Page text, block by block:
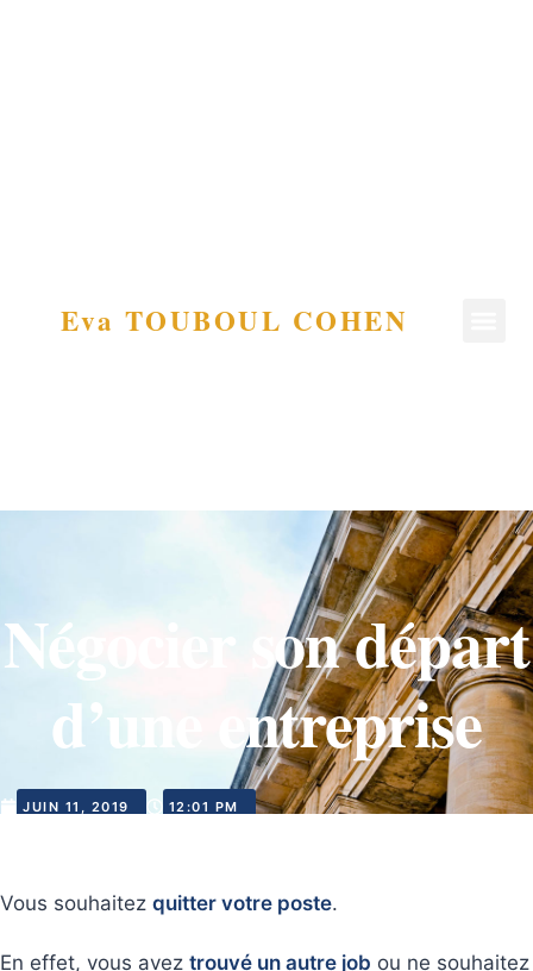
Eva TOUBOUL COHEN
Négocier son départ
d’une entreprise
JUIN 11, 2019 12:01 PM
Vous souhaitez quitter votre poste.
En effet, vous avez trouvé un autre job ou ne souhaitez